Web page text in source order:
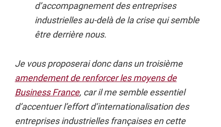
d’accompagnement des entreprises
industrielles au-delà de la crise qui semble
être derrière nous.
Je vous proposerai donc dans un troisième
amendement de renforcer les moyens de
Business France, car il me semble essentiel
d’accentuer l’effort d’internationalisation des
entreprises industrielles françaises en cette